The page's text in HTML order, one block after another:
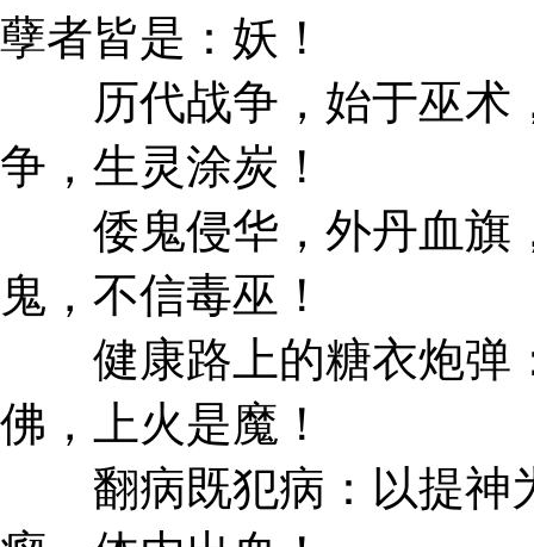
孽者皆是：妖！
历代战争，始于巫术
争，生灵涂炭！
倭鬼侵华，外丹血旗
鬼，不信毒巫！
健康路上的糖衣炮弹
佛，上火是魔！
翻病既犯病：以提神